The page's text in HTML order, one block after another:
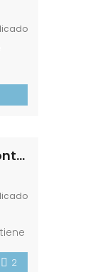
Amplio y Luminoso Piso de 3 Habitaciones en Zona Puerta Sevilla! Morón de la Frontera !
2